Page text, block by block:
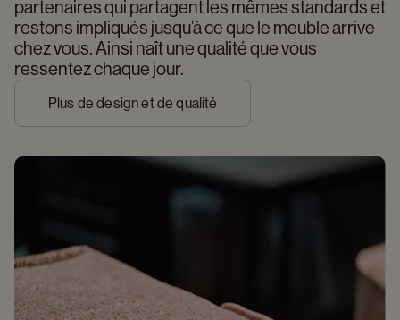
partenaires qui partagent les mêmes standards et
restons impliqués jusqu’à ce que le meuble arrive
chez vous. Ainsi naît une qualité que vous
ressentez chaque jour.
Plus de design et de qualité